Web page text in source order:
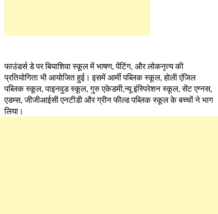
फाउंडर्स डे पर बियाशिवा स्कूल में भाषण, पेंटिंग, और लोकनृत्य की
प्रतियोगिता भी आयोजित हुई। इसमें आर्मी पब्लिक स्कूल, होली एंजिल
पब्लिक स्कूल, पाइनवुड स्कूल, गुरु एकेडमी,न्यू इंस्पिरेशन स्कूल, सेंट एग्नस,
एडम्स, जीजीआईसी एनटीडी और ग्रीन फील्ड पब्लिक स्कूल के बच्चों ने भाग
लिया।